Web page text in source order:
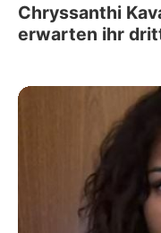
Chryssanthi
erwarten ihr